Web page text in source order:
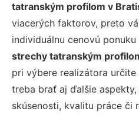
tatranským profilom v
viacerých faktorov, preto
individuálnu cenovú ponuku
strechy tatranským
pri výbere realizátora
treba brať aj ďalšie
skúsenosti, kvalitu práce či